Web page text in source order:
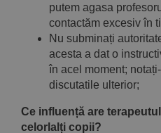
putem agasa
contactăm excesiv în
Nu subminați
acesta a dat o
în acel moment;
discutatile ulterior;
Ce influență are
celorlalți copii?